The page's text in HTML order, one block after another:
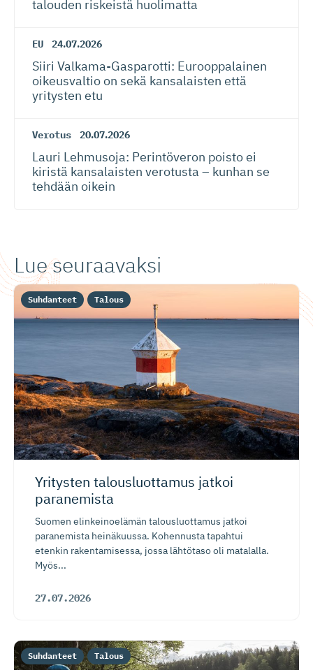
talouden riskeistä huolimatta
EU 24.07.2026
Siiri Valkama-Gas­pa­rotti: Eurooppalainen
oikeusvaltio on sekä kansalaisten että
yritysten etu
Verotus 20.07.2026
Lauri Lehmusoja: Perintöveron poisto ei
kiristä kansalaisten verotusta – kunhan se
tehdään oikein
Lue seuraavaksi
Yritysten talousluottamus jatkoi
paranemista
Suomen elinkeinoelämän talousluottamus jatkoi
paranemista heinäkuussa. Kohennusta tapahtui
etenkin rakentamisessa, jossa lähtötaso oli matalalla.
Myös...
27.07.2026
Suhdanteet Talous
Suhdanteet Talous